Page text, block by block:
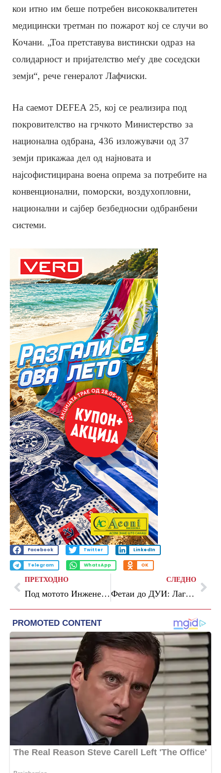
кои итно им беше потребен висококвалитетен
медицински третман по пожарот кој се случи во
Кочани. „Тоа претставува вистински одраз на
солидарност и пријателство меѓу две соседски
земји“, рече генералот Лафчиски.
На саемот DEFEA 25, кој се реализира под
покровителство на грчкото Министерство за
национална одбрана, 436 изложувачи од 37
земји прикажаа дел од најновата и
најсофистицирана воена опрема за потребите на
конвенционални, поморски, воздухопловни,
национални и сајбер безбедносни одбранбени
системи.
Facebook Twitter LinkedIn
Telegram WhatsApp OK
ПРЕТХОДНО
Под мотото Инженерството ја гради иднината – на 9-10 мај по петти пат ќе се одржи меѓународниот конгрес Science@FEIТ
СЛЕДНО
Фетаи до ДУИ: Лагата има кратки нозе, прво гласаа за измените во уредувањето на државната администрација , па потоа ја клеветат владата